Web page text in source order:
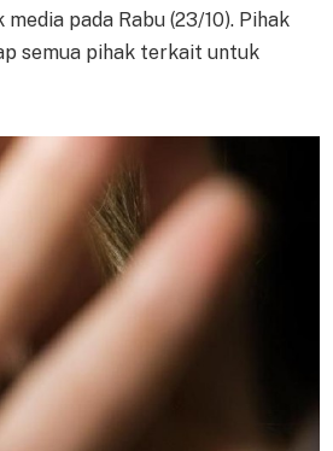
pada Rabu (23/10). Pihak
semua pihak terkait untuk